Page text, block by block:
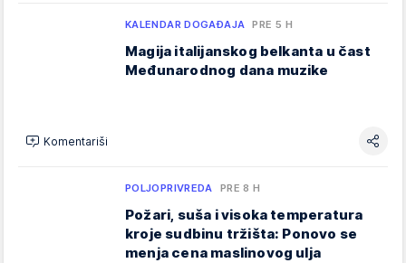
KALENDAR DOGAĐAJA PRE 5 H
Magija italijanskog belkanta u čast
Međunarodnog dana muzike
Komentariši
POLJOPRIVREDA PRE 8 H
Požari, suša i visoka temperatura
kroje sudbinu tržišta: Ponovo se
menja cena maslinovog ulja